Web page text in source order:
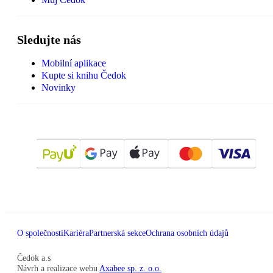
Sledujte nás
Mobilní aplikace
Kupte si knihu Čedok
Novinky
O společnostiKariéraPartnerská sekceOchrana osobních údajů
Čedok a.s
Návrh a realizace webu Axabee sp. z. o.o.